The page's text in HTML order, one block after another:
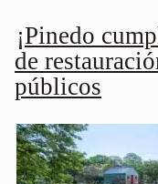
¡Pinedo
de
públicos